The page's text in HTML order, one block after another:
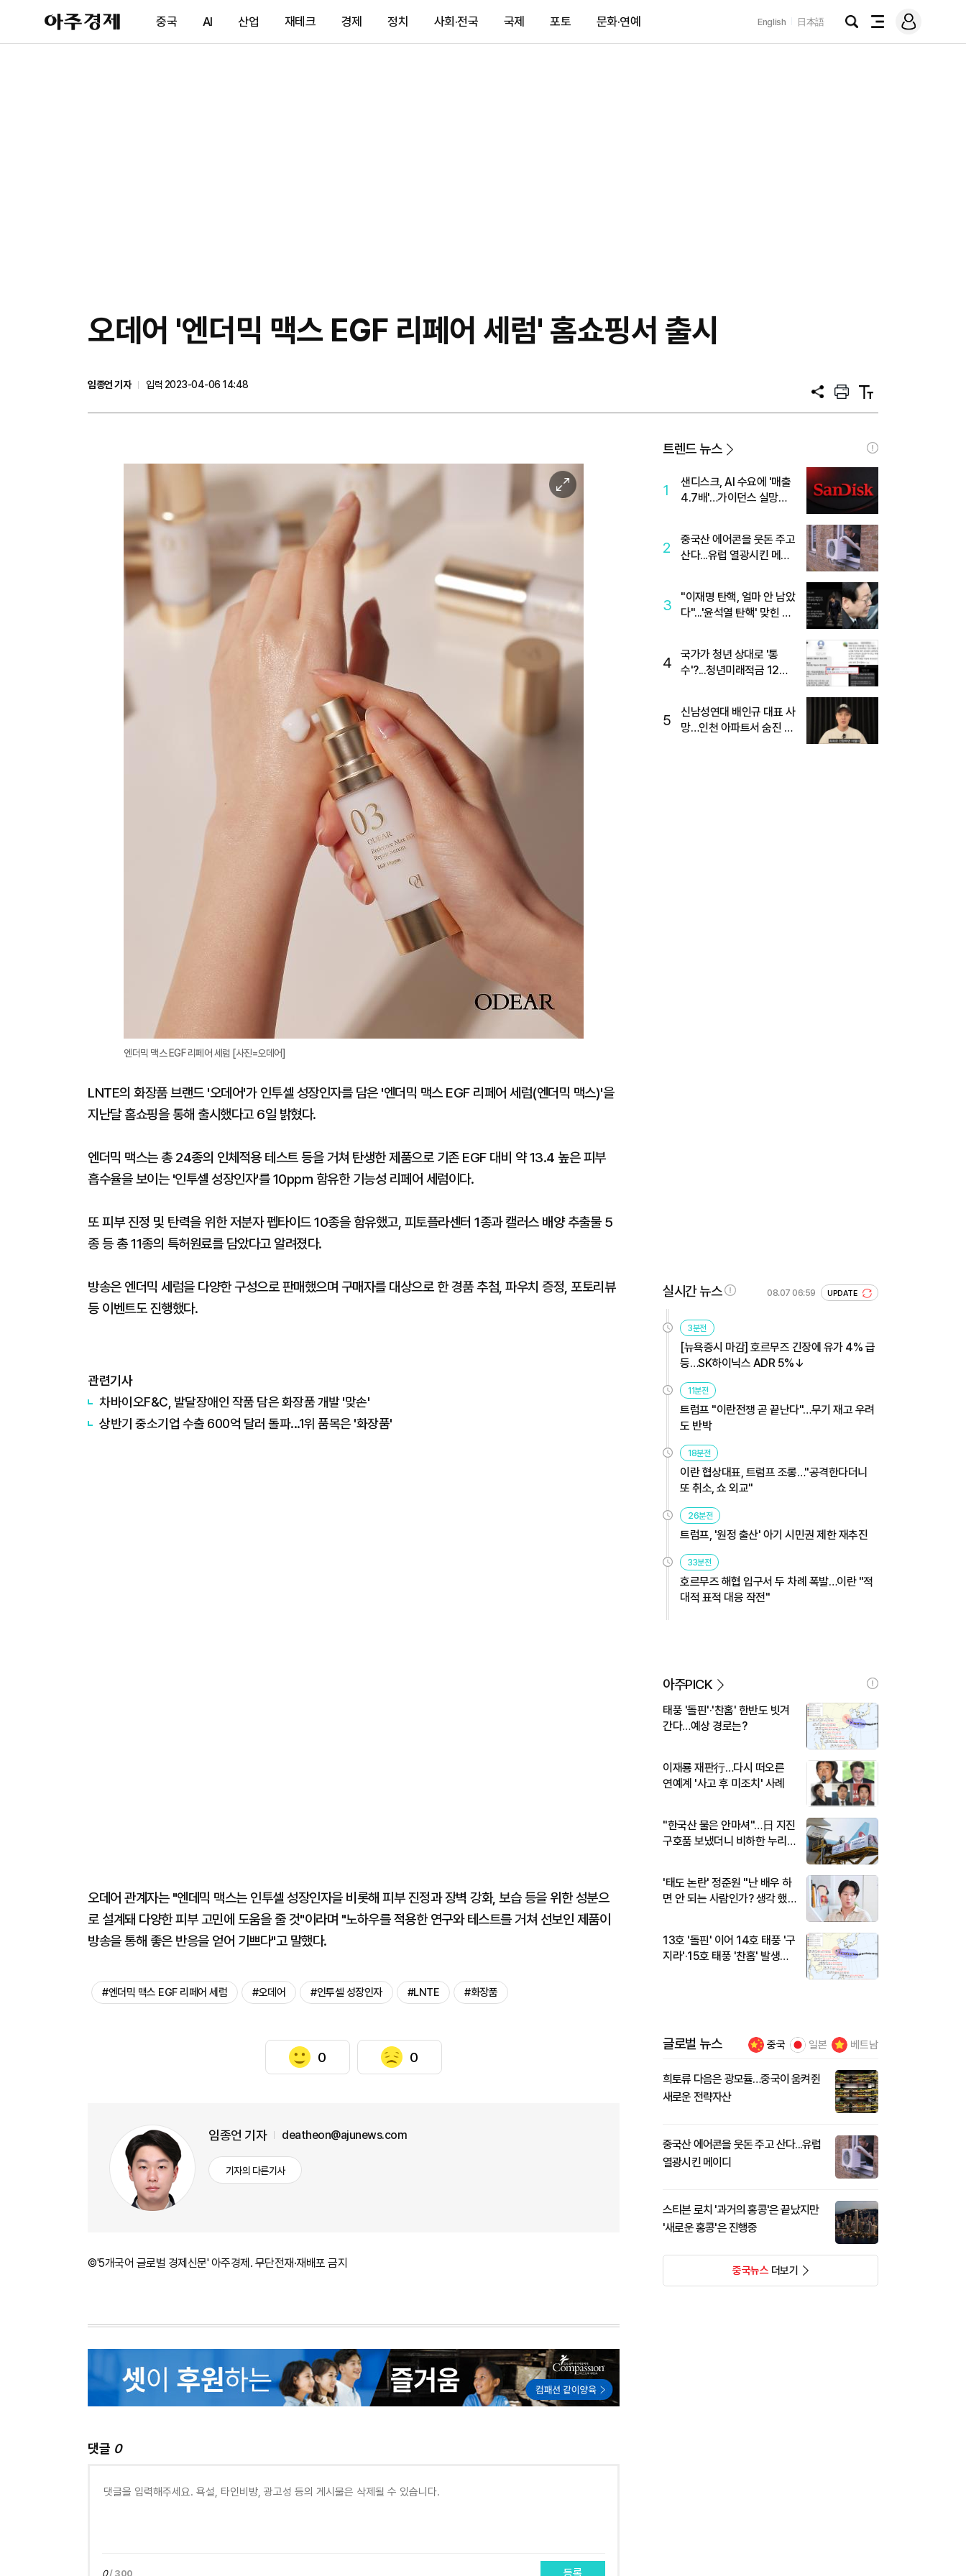
아
주
제
중국 AI 산업 재테크 경제 정치 사회·전국 국제 포토 문화·연예 English 日本語
검
전
메
그
오데어 '엔더믹 맥스 EGF 리페어 세럼' 홈쇼핑서 출시
임종언 기자
입력 2023-04-06 14:48
공
프
트
텍
트
이
미
엔더믹 맥스 EGF 리페어 세럼 [사진=오데어]
LNTE의 화장품 브랜드 '오데어'가 인투셀 성장인자를 담은 '엔더믹 맥스 EGF 리페어 세럼(엔더믹 맥스)'을
지난달 홈쇼핑을 통해 출시했다고 6일 밝혔다.
엔더믹 맥스는 총 24종의 인체적용 테스트 등을 거쳐 탄생한 제품으로 기존 EGF 대비 약 13.4 높은 피부
흡수율을 보이는 '인투셀 성장인자'를 10ppm 함유한 기능성 리페어 세럼이다.
또 피부 진정 및 탄력을 위한 저분자 펩타이드 10종을 함유했고, 피토플라센터 1종과 캘러스 배양 추출물 5
종 등 총 11종의 특허원료를 담았다고 알려졌다.
방송은 엔더믹 세럼을 다양한 구성으로 판매했으며 구매자를 대상으로 한 경품 추첨, 파우치 증정, 포토리뷰
등 이벤트도 진행했다.
관련기사
차바이오F&C, 발달장애인 작품 담은 화장품 개발 '맞손'
상반기 중소기업 수출 600억 달러 돌파...1위 품목은 '화장품'
오데어 관계자는 "엔데믹 맥스는 인투셀 성장인자을 비롯해 피부 진정과 장벽 강화, 보습 등을 위한 성분으
로 설계돼 다양한 피부 고민에 도움을 줄 것"이라며 "노하우를 적용한 연구와 테스트를 거쳐 선보인 제품이
방송을 통해 좋은 반응을 얻어 기쁘다"고 말했다.
#엔더믹 맥스 EGF 리페어 세럼 #오데어 #인투셀 성장인자 #LNTE #화장품
0 0
임종언 기자 deatheon@ajunews.com
기자의 다른기사
©'5개국어 글로벌 경제신문' 아주경제. 무단전재·재배포 금지
댓글 0
0/ 300 등록
트렌드 뉴스
1
샌디스크, AI 수요에 '매출
4.7배'…가이던스 실망에
2
중국산 에어콘을 웃돈 주고
산다...유럽 열광시킨 메이
3
"이재명 탄핵, 얼마 안 남았
다"...'윤석열 탄핵' 맞힌 무
4
국가가 청년 상대로 '통
수'?...청년미래적금 12%
5
신남성연대 배인규 대표 사
망…인천 아파트서 숨진 채
실시간 뉴스 08.07 06:59 UPDATE
3분전
[뉴욕증시 마감] 호르무즈 긴장에 유가 4% 급
등…SK하이닉스 ADR 5%↓
11분전
트럼프 "이란전쟁 곧 끝난다"…무기 재고 우려
도 반박
18분전
이란 협상대표, 트럼프 조롱…"공격한다더니
또 취소, 쇼 외교"
26분전
트럼프, '원정 출산' 아기 시민권 제한 재추진
33분전
호르무즈 해협 입구서 두 차례 폭발…이란 "적
대적 표적 대응 작전"
아주PICK
태풍 '돌핀'·'찬홈' 한반도 빗겨
간다…예상 경로는?
이재룡 재판行…다시 떠오른
연예계 '사고 후 미조치' 사례
"한국산 물은 안마셔"…日 지진
구호품 보냈더니 비하한 누리
'태도 논란' 정준원 "난 배우 하
면 안 되는 사람인가? 생각 했
13호 '돌핀' 이어 14호 태풍 '구
지라'·15호 태풍 '찬홈' 발생…
글로벌 뉴스 중국 일본 베트남
희토류 다음은 광모듈…중국이 움켜쥔
새로운 전략자산
중국산 에어콘을 웃돈 주고 산다...유럽
열광시킨 메이디
스티븐 로치 '과거의 홍콩'은 끝났지만
'새로운 홍콩'은 진행중
중국뉴스더보기